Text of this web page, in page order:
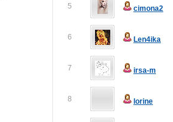
5 cimona2
6 Len4ika
7 irsa-m
8 lorine